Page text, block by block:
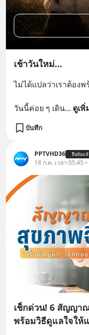
เช้าวันใหม่…
ไม่ได้แปลว่าเราต้อง
วันนี้ค่อย ๆ เดิน... ดูเพิ่
บันทึก
PPTVHD36 ยืนยันแ
18 ก.ค. เวลา 05:45
เช็กด่วน! 6 สัญญา
พร้อมวิธีดูแลใจให้